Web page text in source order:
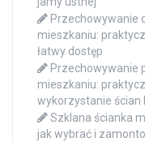
Przechowywanie
mieszkaniu:
łatwy dostęp
Przechowywanie
mieszkaniu:
wykorzystanie
Szklana ścianka
jak wybrać i